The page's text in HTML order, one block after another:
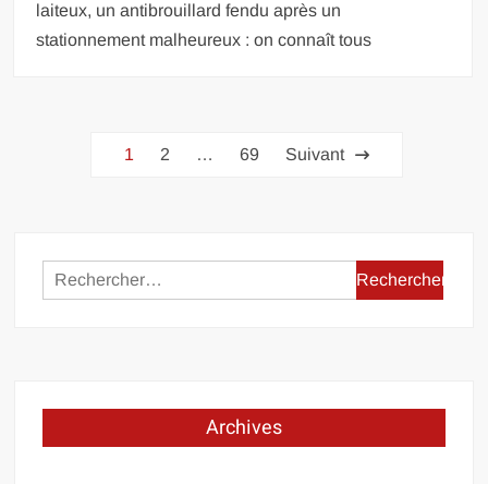
laiteux, un antibrouillard fendu après un
stationnement malheureux : on connaît tous
Pagination
1 2 … 69 Suivant
Rechercher :
Archives